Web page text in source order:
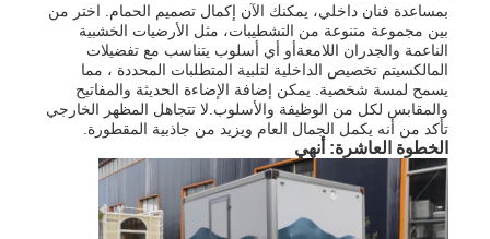
بمساعدة فنان داخلي، يمكنك الآن إكمال تصميم الحمام. اختر من
بين مجموعة متنوعة من التشطيبات، مثل الأرضيات الخشبية
الناعمة والجدران اللامعةأو أي أسلوب يتناسب مع تفضيلات
المالكسيتم تخصيص الداخلية لتلبية المتطلبات المحددة ، مما
يسمح لمسة شخصية. يمكن إضافة الإضاءة الحديثة والمفاتيح
والمقابس لكل من الوظيفة والأسلوب.لا تتجاهل المظهر الخارجي
تأكد من أنه يكمل الجمال العام ويزيد من جاذبية المقطورة.
الخطوة العاشرة: أنهي